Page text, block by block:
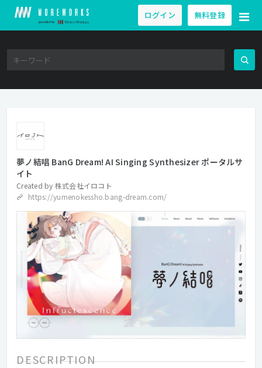
ログイン 無料登録
夢ノ結唱 BanG Dream! AI Singing Synthesizer ポータルサ
イト
Created by 株式会社イロコト
https://yumenokessho.bang-dream.com/
DESCRIPTION